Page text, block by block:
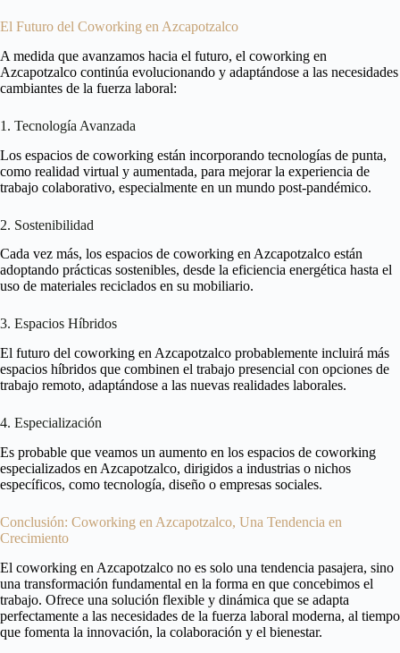
El Futuro del Coworking en Azcapotzalco
A medida que avanzamos hacia el futuro, el coworking en
Azcapotzalco continúa evolucionando y adaptándose a las necesidades
cambiantes de la fuerza laboral:
1. Tecnología Avanzada
Los espacios de coworking están incorporando tecnologías de punta,
como realidad virtual y aumentada, para mejorar la experiencia de
trabajo colaborativo, especialmente en un mundo post-pandémico.
2. Sostenibilidad
Cada vez más, los espacios de coworking en Azcapotzalco están
adoptando prácticas sostenibles, desde la eficiencia energética hasta el
uso de materiales reciclados en su mobiliario.
3. Espacios Híbridos
El futuro del coworking en Azcapotzalco probablemente incluirá más
espacios híbridos que combinen el trabajo presencial con opciones de
trabajo remoto, adaptándose a las nuevas realidades laborales.
4. Especialización
Es probable que veamos un aumento en los espacios de coworking
especializados en Azcapotzalco, dirigidos a industrias o nichos
específicos, como tecnología, diseño o empresas sociales.
Conclusión: Coworking en Azcapotzalco, Una Tendencia en
Crecimiento
El coworking en Azcapotzalco no es solo una tendencia pasajera, sino
una transformación fundamental en la forma en que concebimos el
trabajo. Ofrece una solución flexible y dinámica que se adapta
perfectamente a las necesidades de la fuerza laboral moderna, al tiempo
que fomenta la innovación, la colaboración y el bienestar.